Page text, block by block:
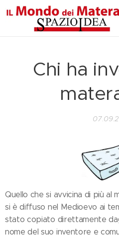
Chi ha
Quello che si avvicina di più al
si è diffuso nel Medioevo ai
stato copiato direttamente
nome del suo inventore e